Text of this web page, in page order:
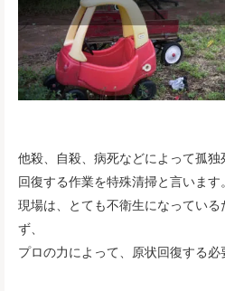
他殺、自殺、病死などによって孤
回復する作業を特殊清掃と言います。
現場は、とても不衛生になってい
ず、
プロの力によって、原状回復する必